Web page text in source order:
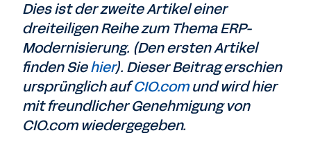
Dies ist der zweite Artikel einer
dreiteiligen Reihe zum Thema ERP-
Modernisierung. (Den ersten Artikel
finden Siehier). Dieser Beitrag erschien
ursprünglich aufCIO.comund wird hier
mit freundlicher Genehmigung von
CIO.com wiedergegeben.